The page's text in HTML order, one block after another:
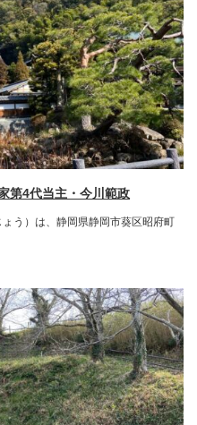
第4代当主・今川範政
う）は、静岡県静岡市葵区昭府町